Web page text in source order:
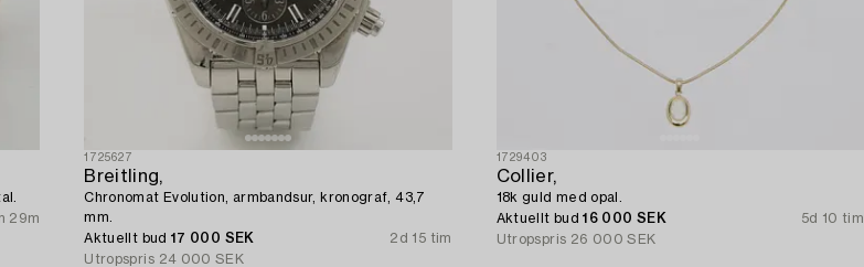
29m
1725627
Breitling,
Chronomat Evolution, armbandsur, kronograf, 43,7
mm.
Aktuellt bud17 000 SEK
2d 15 tim
Utropspris 24 000 SEK
1729403
Collier,
18k guld med opal.
Aktuellt bud16 000 SEK
5d 10 tim
Utropspris 26 000 SEK